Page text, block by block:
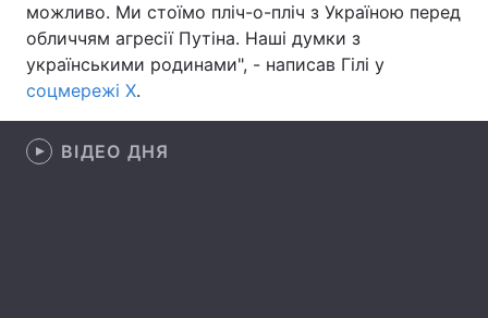
Цікавинки Погода
Екологія
можливо. Ми стоїмо пліч-о-пліч з Україною перед
обличчям агресії Путіна. Наші думки з
українськими родинами", - написав Гілі у
соцмережі Х.
ВІДЕО ДНЯ